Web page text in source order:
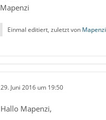
Mapenzi
Einmal editiert, zuletzt von Mapenzi
29. Juni 2016 um 19:50
Hallo Mapenzi,